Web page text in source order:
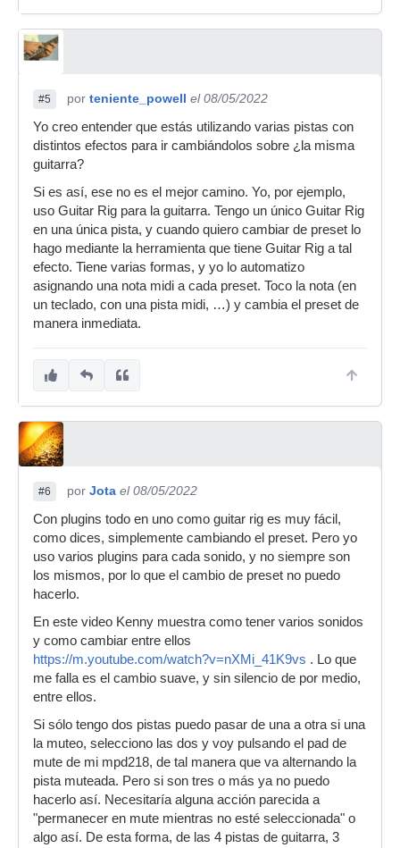
#5 por teniente_powell el 08/05/2022
Yo creo entender que estás utilizando varias pistas con
distintos efectos para ir cambiándolos sobre ¿la misma
guitarra?
Si es así, ese no es el mejor camino. Yo, por ejemplo,
uso Guitar Rig para la guitarra. Tengo un único Guitar Rig
en una única pista, y cuando quiero cambiar de preset lo
hago mediante la herramienta que tiene Guitar Rig a tal
efecto. Tiene varias formas, y yo lo automatizo
asignando una nota midi a cada preset. Toco la nota (en
un teclado, con una pista midi, …) y cambia el preset de
manera inmediata.
#6 por Jota el 08/05/2022
Con plugins todo en uno como guitar rig es muy fácil,
como dices, simplemente cambiando el preset. Pero yo
uso varios plugins para cada sonido, y no siempre son
los mismos, por lo que el cambio de preset no puedo
hacerlo.
En este video Kenny muestra como tener varios sonidos
y como cambiar entre ellos
https://m.youtube.com/watch?v=nXMi_41K9vs . Lo que
me falla es el cambio suave, y sin silencio de por medio,
entre ellos.
Si sólo tengo dos pistas puedo pasar de una a otra si una
la muteo, selecciono las dos y voy pulsando el pad de
mute de mi mpd218, de tal manera que va alternando la
pista muteada. Pero si son tres o más ya no puedo
hacerlo así. Necesitaría alguna acción parecida a
"permanecer en mute mientras no esté seleccionada" o
algo así. De esta forma, de las 4 pistas de guitarra, 3